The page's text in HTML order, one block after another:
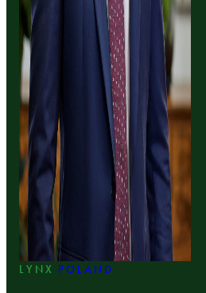
LYNX POLAND